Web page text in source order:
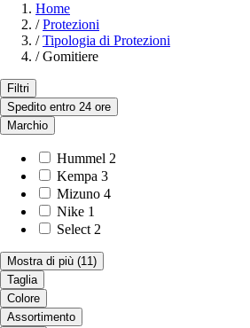
Home
/ Protezioni
/ Tipologia di Protezioni
/ Gomitiere
Filtri
Spedito entro 24 ore
Marchio
Hummel 2
Kempa 3
Mizuno 4
Nike 1
Select 2
Mostra di più (11)
Taglia
Colore
Assortimento